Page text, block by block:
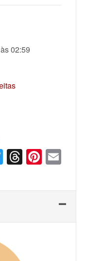
02:59
Twitter
Threads